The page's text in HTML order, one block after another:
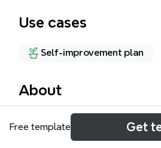
Use cases
Self-improvement plan
About
3/8 マインドマップは、自己成
て主婦向けの収益化戦略を体系
Free template Get